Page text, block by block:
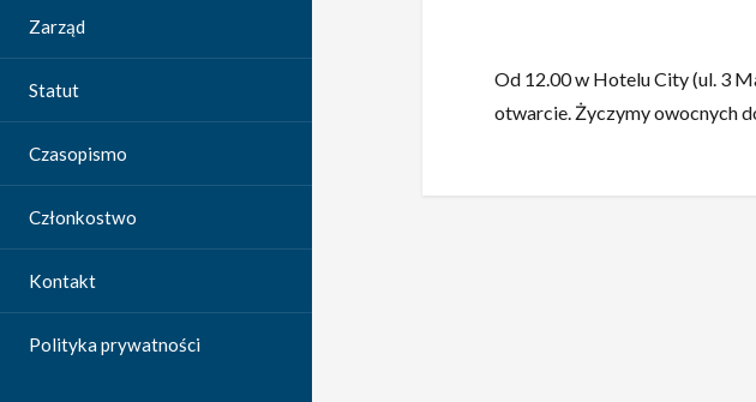
Zarząd
Statut
Czasopismo
Członkostwo
Kontakt
Polityka prywatności
Od 12.00 w Hotelu City (ul. 3
otwarcie. Życzymy owocnych